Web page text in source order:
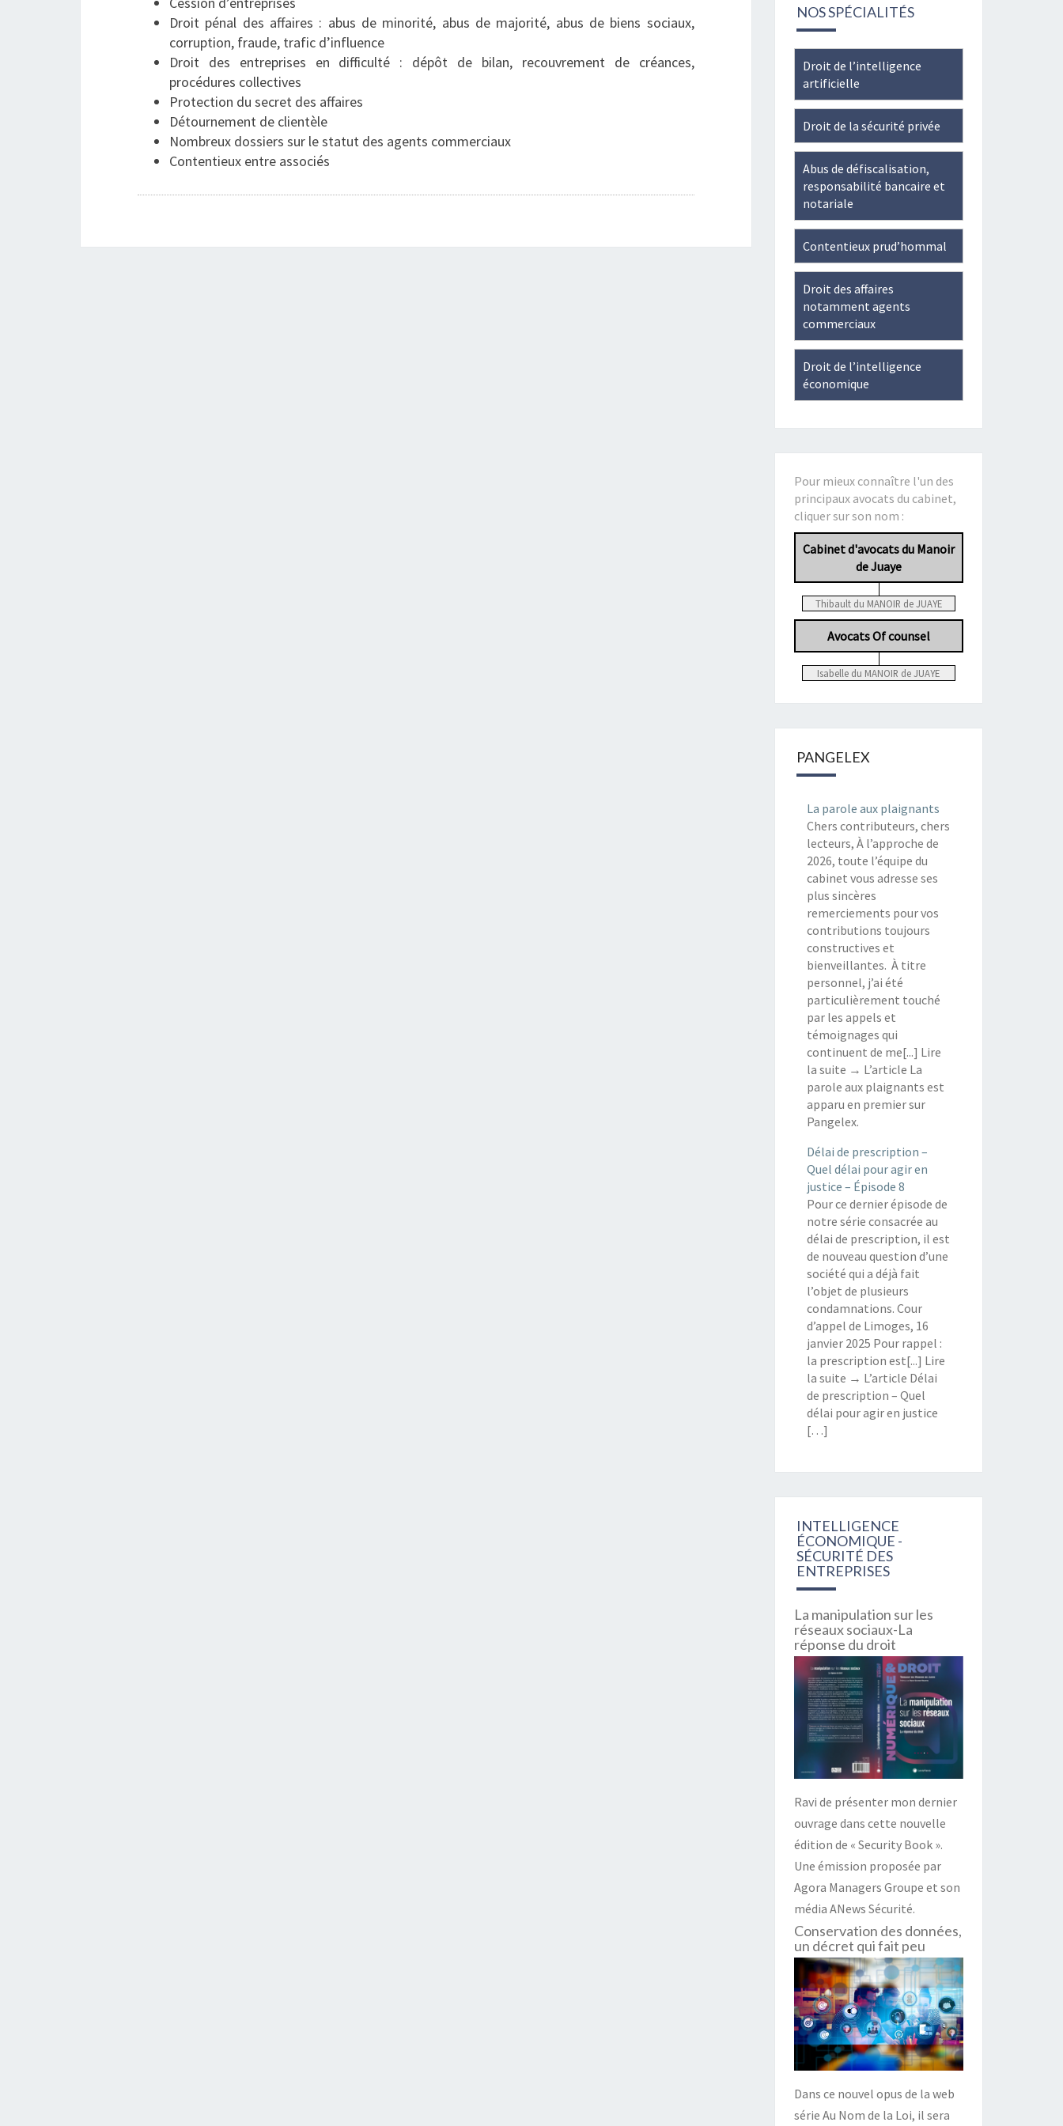
Droit pénal des affaires : abus de minorité, abus de majorité, abus de biens sociaux,
corruption, fraude, trafic d’influence
Droit des entreprises en difficulté : dépôt de bilan, recouvrement de créances,
procédures collectives
Protection du secret des affaires
Détournement de clientèle
Nombreux dossiers sur le statut des agents commerciaux
Contentieux entre associés
JUAYE-
241796005867275’s
profile
on
Facebook
NOS SPÉCIALITÉS
Droit de l’intelligence
artificielle
Droit de la sécurité privée
Abus de défiscalisation,
responsabilité bancaire et
notariale
Contentieux prud’hommal
Droit des affaires
notamment agents
commerciaux
Droit de l’intelligence
économique
Pour mieux connaître l'un des
principaux avocats du cabinet,
cliquer sur son nom :
Cabinet d'avocats du Manoir
de Juaye
Thibault du MANOIR de JUAYE
Avocats Of counsel
Isabelle du MANOIR de JUAYE
PANGELEX
La parole aux plaignants
Chers contributeurs, chers
lecteurs, À l’approche de
2026, toute l’équipe du
cabinet vous adresse ses
plus sincères
remerciements pour vos
contributions toujours
constructives et
bienveillantes. À titre
personnel, j’ai été
particulièrement touché
par les appels et
témoignages qui
continuent de me[...] Lire
la suite → L’article La
parole aux plaignants est
apparu en premier sur
Pangelex.
Délai de prescription –
Quel délai pour agir en
justice – Épisode 8
Pour ce dernier épisode de
notre série consacrée au
délai de prescription, il est
de nouveau question d’une
société qui a déjà fait
l’objet de plusieurs
condamnations. Cour
d’appel de Limoges, 16
janvier 2025 Pour rappel :
la prescription est[...] Lire
la suite → L’article Délai
de prescription – Quel
délai pour agir en justice
[…]
INTELLIGENCE
ÉCONOMIQUE -
SÉCURITÉ DES
ENTREPRISES
La manipulation sur les
réseaux sociaux-La
réponse du droit
Ravi de présenter mon dernier
ouvrage dans cette nouvelle
édition de « Security Book ».
Une émission proposée par
Agora Managers Groupe et son
média ANews Sécurité.
Conservation des données,
un décret qui fait peu
Dans ce nouvel opus de la web
série Au Nom de la Loi, il sera